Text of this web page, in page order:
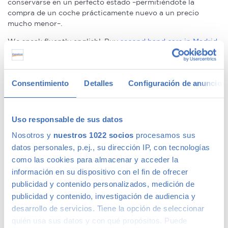
Consentimiento Detalles Configuración de anuncios
Uso responsable de sus datos
Nosotros y nuestros 1022 socios procesamos sus
datos personales, p.ej., su dirección IP, con tecnologías
como las cookies para almacenar y acceder la
información en su dispositivo con el fin de ofrecer
publicidad y contenido personalizados, medición de
publicidad y contenido, investigación de audiencia y
desarrollo de servicios. Tiene la opción de seleccionar
quién usa sus datos y con qué propósitos. Puede
conservarse en un perfecto estado –permitiéndote la
compra de un coche prácticamente nuevo a un precio
mucho menor–.
We speak fluently english!. Buy second hand cars in Madrid
with confidence.
Premium y 1.000€ en gama media. Todos nuestros coches
encontrar descuentos de los que beneficiarte. Ven a vernos
y pregúntanos por nuestras ofertas, las acompañaremos de
condiciones de pago excepcionales, adaptándonos a tus
necesidades. Además, aceptamos tu coche a cambio.
Coches de ocasión con garantía